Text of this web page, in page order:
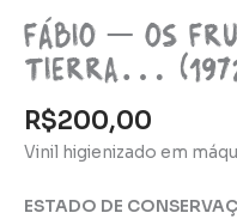
FÁBIO – OS
TIERRA…
R$200,00
Vinil higienizado em
ESTADO DE